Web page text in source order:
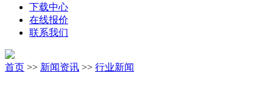
下载中心
在线报价
联系我们
首页 >> 新闻资讯 >> 行业新闻